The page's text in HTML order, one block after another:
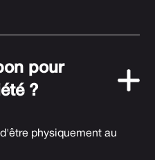
pour
?
physiquement au